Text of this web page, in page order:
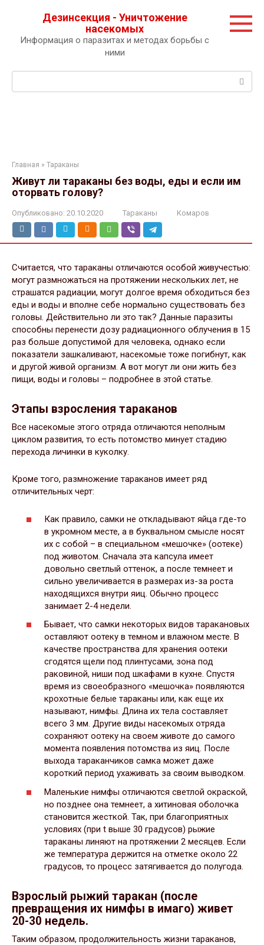
Дезинсекция - Уничтожение
насекомых
Информация о паразитах и методах борьбы с
ними
Главная » Тараканы
Живут ли тараканы без воды, еды и если им
оторвать голову?
Опубликовано: 20.10.2020 Тараканы Комаров
Считается, что тараканы отличаются особой живучестью:
могут размножаться на протяжении нескольких лет, не
страшатся радиации, могут долгое время обходиться без
еды и воды и вполне себе нормально существовать без
головы. Действительно ли это так? Данные паразиты
способны перенести дозу радиационного облучения в 15
раз больше допустимой для человека, однако если
показатели зашкаливают, насекомые тоже погибнут, как
и другой живой организм. А вот могут ли они жить без
пищи, воды и головы – подробнее в этой статье.
Этапы взросления тараканов
Все насекомые этого отряда отличаются неполным
циклом развития, то есть потомство минует стадию
перехода личинки в куколку.
Кроме того, размножение тараканов имеет ряд
отличительных черт:
Как правило, самки не откладывают яйца где-то
в укромном месте, а в буквальном смысле носят
их с собой – в специальном «мешочке» (оотеке)
под животом. Сначала эта капсула имеет
довольно светлый оттенок, а после темнеет и
сильно увеличивается в размерах из-за роста
находящихся внутри яиц. Обычно процесс
занимает 2-4 недели.
Бывает, что самки некоторых видов таракановых
оставляют оотеку в темном и влажном месте. В
качестве пространства для хранения оотеки
сгодятся щели под плинтусами, зона под
раковиной, ниши под шкафами в кухне. Спустя
время из своеобразного «мешочка» появляются
крохотные белые тараканы или, как еще их
называют, нимфы. Длина их тела составляет
всего 3 мм. Другие виды насекомых отряда
сохраняют оотеку на своем животе до самого
момента появления потомства из яиц. После
выхода тараканчиков самка может даже
короткий период ухаживать за своим выводком.
Маленькие нимфы отличаются светлой окраской,
но позднее она темнеет, а хитиновая оболочка
становится жесткой. Так, при благоприятных
условиях (при t выше 30 градусов) рыжие
тараканы линяют на протяжении 2 месяцев. Если
же температура держится на отметке около 22
градусов, то процесс затягивается до полугода.
Взрослый рыжий таракан (после
превращения их нимфы в имаго) живет
20-30 недель.
Таким образом, продолжительность жизни тараканов,